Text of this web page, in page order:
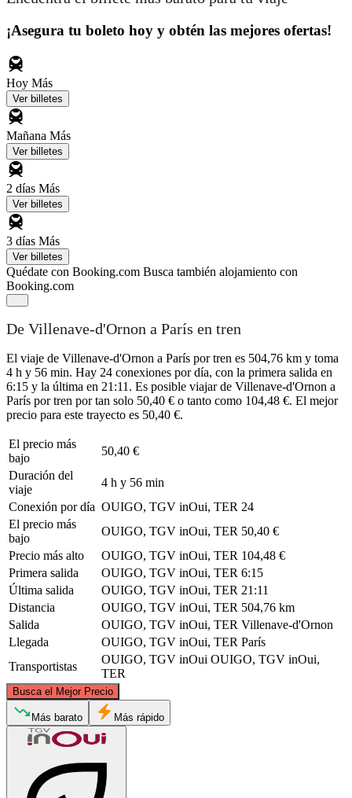
¡Asegura tu boleto hoy y obtén las mejores ofertas!
Hoy Más
Ver billetes
Mañana Más
Ver billetes
2 días Más
Ver billetes
3 días Más
Ver billetes
Quédate con Booking.com Busca también alojamiento con
Booking.com
De Villenave-d'Ornon a París en tren
El viaje de Villenave-d'Ornon a París por tren es 504,76 km y toma
4 h y 56 min. Hay 24 conexiones por día, con la primera salida en
6:15 y la última en 21:11. Es posible viajar de Villenave-d'Ornon a
París por tren por tan solo 50,40 € o tanto como 104,48 €. El mejor
precio para este trayecto es 50,40 €.
El precio más
bajo
50,40 €
Duración del
viaje
4 h y 56 min
Conexión por día OUIGO, TGV inOui, TER 24
El precio más
bajo
OUIGO, TGV inOui, TER 50,40 €
Precio más alto
OUIGO, TGV inOui, TER 104,48 €
Primera salida
OUIGO, TGV inOui, TER 6:15
Última salida
OUIGO, TGV inOui, TER 21:11
Distancia
OUIGO, TGV inOui, TER 504,76 km
Salida
OUIGO, TGV inOui, TER Villenave-d'Ornon
Llegada
OUIGO, TGV inOui, TER París
Transportistas
OUIGO, TGV inOui OUIGO, TGV inOui,
TER
Busca el Mejor Precio
Más barato Más rápido